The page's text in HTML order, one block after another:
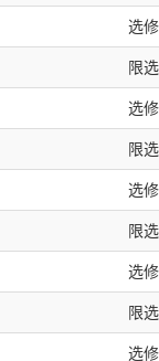
选修
限选
选修
限选
选修
限选
选修
限选
选修